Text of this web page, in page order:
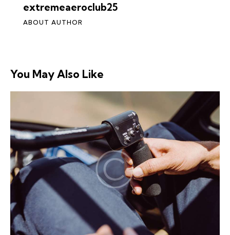
extremeaeroclub25
ABOUT AUTHOR
You May Also Like